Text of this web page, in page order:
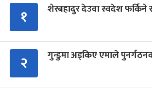
१ शेरबहादुर देउवा स्वदेश फर्किने
२ गुन्डुमा अड्किए एमाले